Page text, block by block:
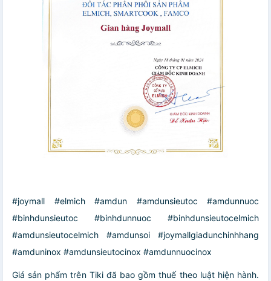
#joymall #elmich #amdun #amdunsieutoc #amdunnuoc
#binhdunsieutoc #binhdunnuoc #binhdunsieutocelmich
#amdunsieutocelmich #amdunsoi #joymallgiadunchinhhang
#amduninox #amdunsieutocinox #amdunnuocinox
Giá sản phẩm trên Tiki đã bao gồm thuế theo luật hiện hành.